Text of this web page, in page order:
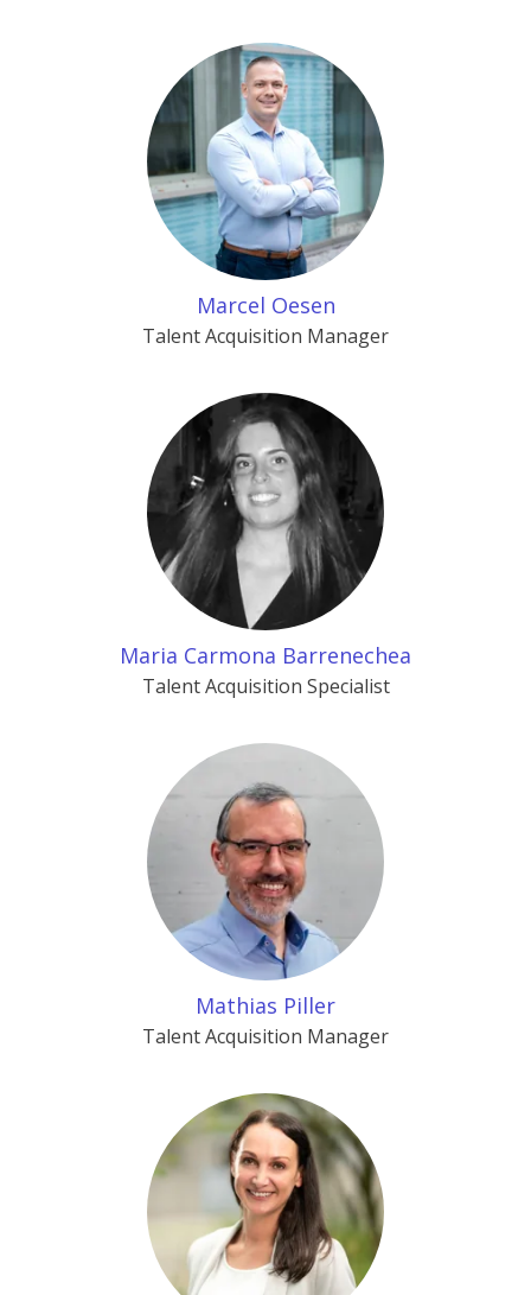
Marcel Oesen
Talent Acquisition Manager
Maria Carmona Barrenechea
Talent Acquisition Specialist
Mathias Piller
Talent Acquisition Manager